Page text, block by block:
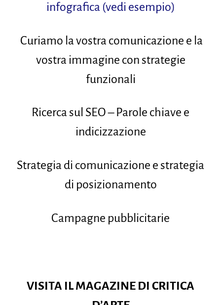
infografica (vedi esempio)
Curiamo la vostra comunicazione e la
vostra immagine con strategie
funzionali
Ricerca sul SEO – Parole chiave e
indicizzazione
Strategia di comunicazione e strategia
di posizionamento
Campagne pubblicitarie
VISITA IL MAGAZINE DI CRITICA